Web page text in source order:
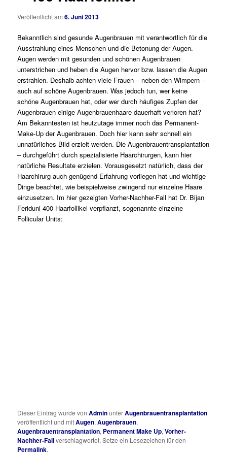
Veröffentlicht am6. Juni 2013
Bekanntlich sind gesunde Augenbrauen mit verantwortlich für die
Ausstrahlung eines Menschen und die Betonung der Augen.
Augen werden mit gesunden und schönen Augenbrauen
unterstrichen und heben die Augen hervor bzw. lassen die Augen
erstrahlen. Deshalb achten viele Frauen – neben den Wimpern –
auch auf schöne Augenbrauen. Was jedoch tun, wer keine
schöne Augenbrauen hat, oder wer durch häufiges Zupfen der
Augenbrauen einige Augenbrauenhaare dauerhaft verloren hat?
Am Bekanntesten ist heutzutage immer noch das Permanent-
Make-Up der Augenbrauen. Doch hier kann sehr schnell ein
unnatürliches Bild erzielt werden. Die Augenbrauentransplantation
– durchgeführt durch spezialisierte Haarchirurgen, kann hier
natürliche Resultate erzielen. Vorausgesetzt natürlich, dass der
Haarchirurg auch genügend Erfahrung vorliegen hat und wichtige
Dinge beachtet, wie beispielweise zwingend nur einzelne Haare
einzusetzen. Im hier gezeigten Vorher-Nachher-Fall hat Dr. Bijan
Feriduni 400 Haarfollikel verpflanzt, sogenannte einzelne
Follicular Units:
Dieser Eintrag wurde vonAdminunterAugenbrauentransplantation
veröffentlicht und mitAugen,Augenbrauen,
Augenbrauentransplantation, Permanent Make Up,Vorher-
Nachher-Fallverschlagwortet. Setze ein Lesezeichen für den
Permalink.